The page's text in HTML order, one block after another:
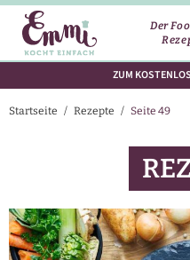
Der
ZUM
Startseite / Rezepte / Seite 49